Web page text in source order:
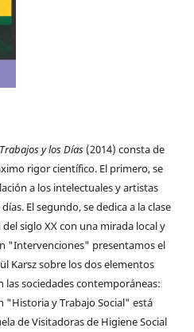
y los Días(2014) consta de
rigor científico. El primero, se
a los intelectuales y artistas
El segundo, se dedica a la clase
siglo XX con una mirada local y
"Intervenciones" presentamos el
Karsz sobre los dos elementos
sociedades contemporáneas:
"Historia y Trabajo Social" está
de Visitadoras de Higiene Social